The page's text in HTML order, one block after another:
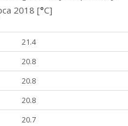
2018 [°C]
21.4
20.8
20.8
20.8
20.7